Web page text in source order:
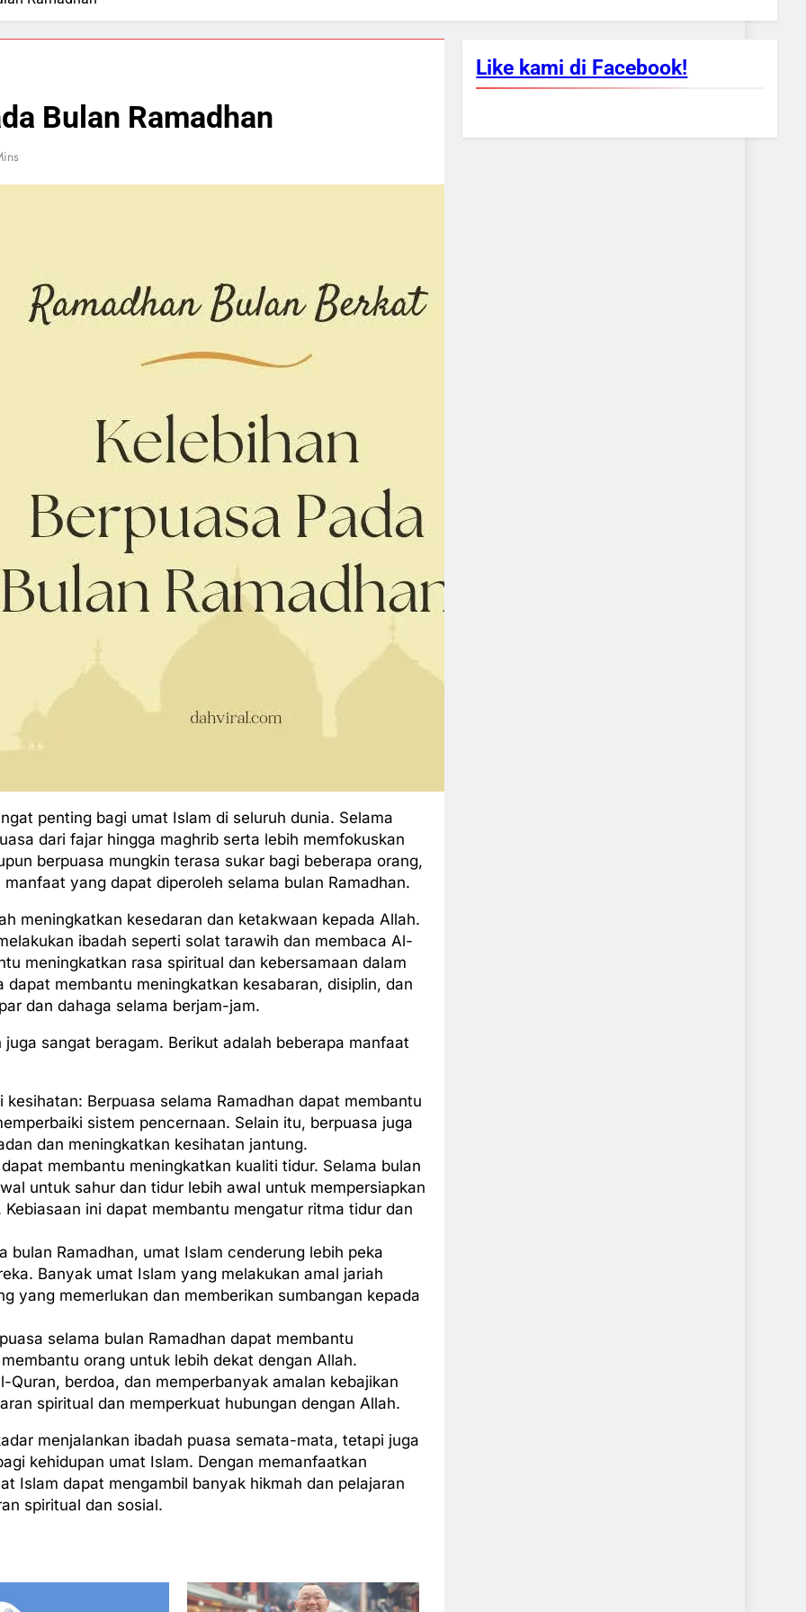
Bulan Ramadhan
penting bagi umat Islam di seluruh dunia. Selama
dari fajar hingga maghrib serta lebih memfokuskan
berpuasa mungkin terasa sukar bagi beberapa orang,
yang dapat diperoleh selama bulan Ramadhan.
meningkatkan kesedaran dan ketakwaan kepada Allah.
ibadah seperti solat tarawih dan membaca Al-
meningkatkan rasa spiritual dan kebersamaan dalam
membantu meningkatkan kesabaran, disiplin, dan
dan dahaga selama berjam-jam.
sangat beragam. Berikut adalah beberapa manfaat
Berpuasa selama Ramadhan dapat membantu
sistem pencernaan. Selain itu, berpuasa juga
dan meningkatkan kesihatan jantung.
membantu meningkatkan kualiti tidur. Selama bulan
untuk sahur dan tidur lebih awal untuk mempersiapkan
ini dapat membantu mengatur ritma tidur dan
bulan Ramadhan, umat Islam cenderung lebih peka
Banyak umat Islam yang melakukan amal jariah
yang memerlukan dan memberikan sumbangan kepada
selama bulan Ramadhan dapat membantu
orang untuk lebih dekat dengan Allah.
berdoa, dan memperbanyak amalan kebajikan
spiritual dan memperkuat hubungan dengan Allah.
menjalankan ibadah puasa semata-mata, tetapi juga
kehidupan umat Islam. Dengan memanfaatkan
Islam dapat mengambil banyak hikmah dan pelajaran
spiritual dan sosial.
Like kami di Facebook!